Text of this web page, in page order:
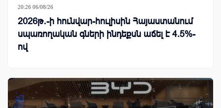
20:26 06/08/26
2026թ․-ի հունվար-հուլիսին Հայաստանում
սպառողական գների ինդեքսն աճել է 4.5%-
ով